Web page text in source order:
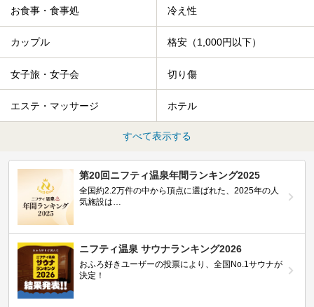
お食事・食事処 冷え性
カップル 格安（1,000円以下）
女子旅・女子会 切り傷
エステ・マッサージ ホテル
すべて表示する
第20回ニフティ温泉年間ランキング2025
全国約2.2万件の中から頂点に選ばれた、2025年の人
気施設は…
ニフティ温泉 サウナランキング2026
おふろ好きユーザーの投票により、全国No.1サウナが
決定！